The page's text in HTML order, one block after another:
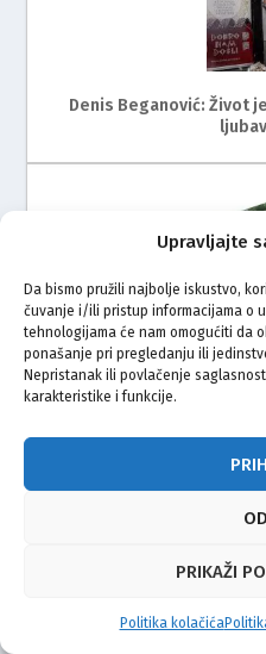
Upravljajte
Da bismo pružili najbolje iskustvo,
čuvanje i/ili pristup informacijama o
tehnologijama će nam omogućiti da
ponašanje pri pregledanju ili
Nepristanak ili povlačenje
karakteristike i funkcije.
PRIKAŽI
Politika kolačića
Denis Beganović: Život
Put od Ovčare do
Tradicionalno